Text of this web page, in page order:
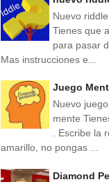
Nuevo
Tienes que
para pasar
Mas instrucciones e...
Juego
Nuevo
mente
. Escribe la
amarillo, no pongas ...
Diamond